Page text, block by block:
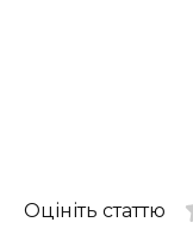
Оцініть статтю